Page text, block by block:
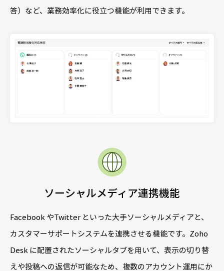
答）など、業務効率化に役立つ機能が利用できます。
ソーシャルメディア連携機能
Facebook やTwitter といった大手ソーシャルメディアと、
カスタマーサポートシステムを連携させる機能です。Zoho
Desk に配置されたソーシャルタブを用いて、表示の切り替
えや投稿への返信が可能なため、複数のアカウント運用にか